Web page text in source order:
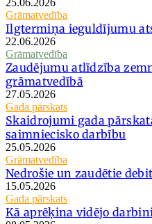
25.06.2026
Grāmatvedība
Ilgtermiņa ieguldījumu
22.06.2026
Grāmatvedība
Zaudējumu atlīdzība
grāmatvedībā
27.05.2026
Gada pārskats
Skaidrojumi gada
saimniecisko darbību
25.05.2026
Grāmatvedība
Nedrošie un zaudētie
15.05.2026
Gada pārskats
Kā aprēķina vidējo